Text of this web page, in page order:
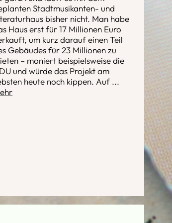
Stadtmusikanten- und
bisher nicht. Man habe
Haus erst für 17 Millionen Euro
um kurz darauf einen Teil
Gebäudes für 23 Millionen zu
– moniert beispielsweise die
und würde das Projekt am
heute noch kippen. Auf ...